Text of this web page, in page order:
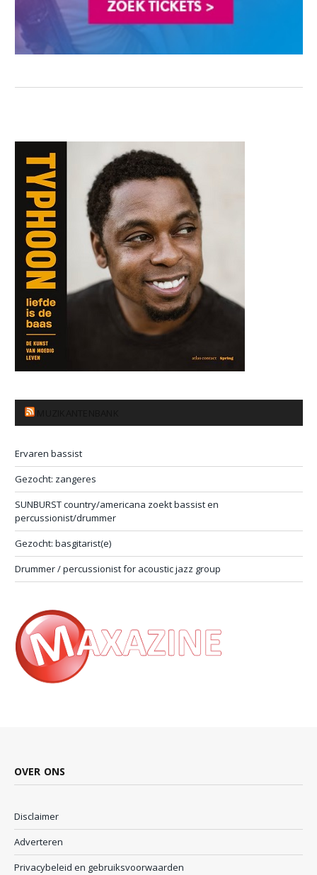
Ervaren bassist
Gezocht: zangeres
SUNBURST country/americana zoekt bassist en
percussionist/drummer
Gezocht: basgitarist(e)
Drummer / percussionist for acoustic jazz group
OVER ONS
Disclaimer
Adverteren
Privacybeleid en gebruiksvoorwaarden